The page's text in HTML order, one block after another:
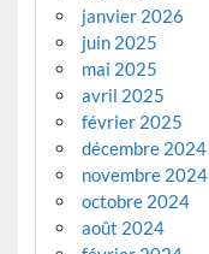
janvier 2026
juin 2025
mai 2025
avril 2025
février 2025
décembre 2024
novembre 2024
octobre 2024
août 2024